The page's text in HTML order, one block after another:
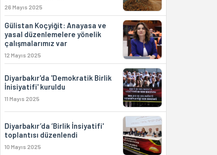
26 Mayıs 2025
Gülistan Koçyiğit: Anayasa ve
yasal düzenlemelere yönelik
çalışmalarımız var
12 Mayıs 2025
Diyarbakır'da 'Demokratik Birlik
İnisiyatifi' kuruldu
11 Mayıs 2025
Diyarbakır’da ‘Birlik İnsiyatifi'
toplantısı düzenlendi
10 Mayıs 2025